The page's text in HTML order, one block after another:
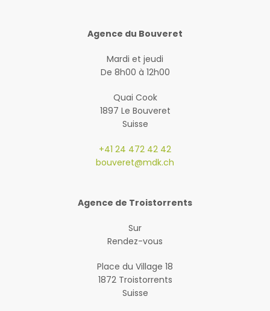
Agence du Bouveret
Mardi et jeudi
De 8h00 à 12h00
Quai Cook
1897 Le Bouveret
Suisse
+41 24 472 42 42
bouveret@mdk.ch
Agence de Troistorrents
Sur
Rendez-vous
Place du Village 18
1872 Troistorrents
Suisse